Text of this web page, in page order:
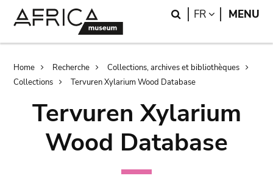
Search
FR LANGUAGE
MENU
Breadcrumb
Home Recherche
Collections, archives et bibliothèques
Collections
Tervuren Xylarium Wood Database
Tervuren Xylarium
Wood Database